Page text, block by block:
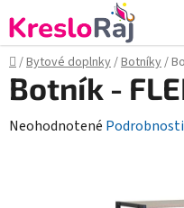
na
obsah
Domov
/Bytové doplnky/Botníky/
Botník -
Priemerné
Neohodnotené